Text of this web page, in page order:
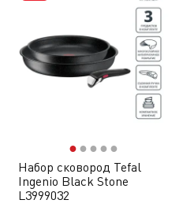
●● ● ● ●
Набор сковород Tefal
Ingenio Black Stone
L3999032